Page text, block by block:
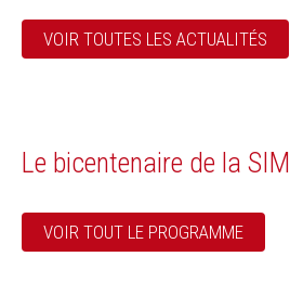
VOIR TOUTES LES ACTUALITÉS
Le bicentenaire de la SIM
VOIR TOUT LE PROGRAMME